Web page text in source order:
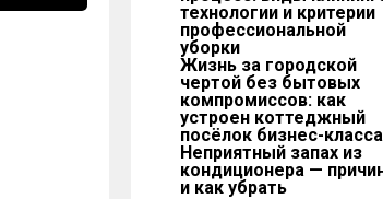
технологии и критерии
профессиональной
уборки
Жизнь за городской
чертой без бытовых
компромиссов: как
устроен коттеджный
посёлок бизнес-класса
Неприятный запах из
кондиционера —
и как убрать